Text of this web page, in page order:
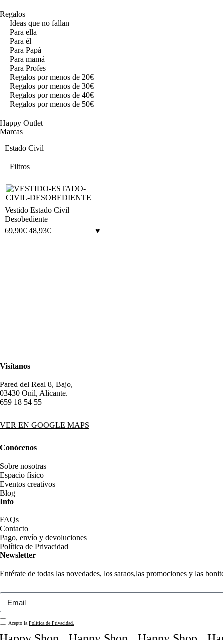
Regalos
Ideas que no fallan
Para ella
Para él
Para Papá
Para mamá
Para Profes
Regalos por menos de 20€
Regalos por menos de 30€
Regalos por menos de 40€
Regalos por menos de 50€
Happy Outlet
Marcas
Estado Civil
Filtros
Vestido Estado Civil
Desobediente
69,90€ 48,93€
Visítanos
Pared del Real 8, Bajo,
03430 Onil, Alicante.
659 18 54 55
VER EN GOOGLE MAPS
Conócenos
Sobre nosotras
Espacio físico
Eventos creativos
Blog
Info
FAQs
Contacto
Pago, envío y devoluciones
Política de Privacidad
Newsletter
Entérate de todas las novedades, los saraos,las promociones y las
Acepto la Política de Privacidad.